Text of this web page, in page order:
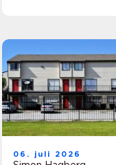
06. juli 2026